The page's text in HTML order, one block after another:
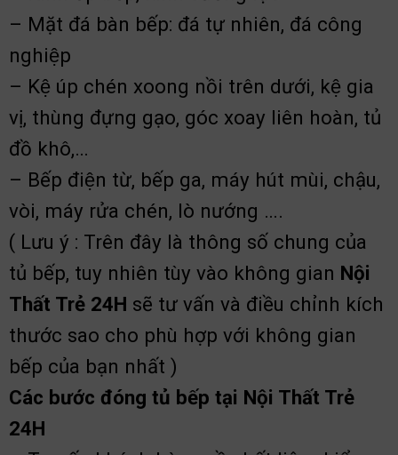
– Mặt đá bàn bếp: đá tự nhiên, đá công
nghiệp
– Kệ úp chén xoong nồi trên dưới, kệ gia
vị, thùng đựng gạo, góc xoay liên hoàn, tủ
đồ khô,…
– Bếp điện từ, bếp ga, máy hút mùi, chậu,
vòi, máy rửa chén, lò nướng ….
( Lưu ý : Trên đây là thông số chung của
tủ bếp, tuy nhiên tùy vào không gian Nội
Thất Trẻ 24H sẽ tư vấn và điều chỉnh kích
thước sao cho phù hợp với không gian
bếp của bạn nhất )
Các bước đóng tủ bếp tại Nội Thất Trẻ
24H